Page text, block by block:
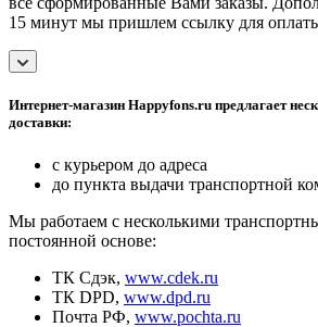
15 минут мы пришлем ссылку для
Интернет-магазин Happyfons.ru предлагает
доставки:
с курьером до адреса
до пункта выдачи транспортной
Мы работаем с несколькими
постоянной основе:
ТК Сдэк, www.cdek.ru
ТК DPD, www.dpd.ru
Почта РФ, www.pochta.ru